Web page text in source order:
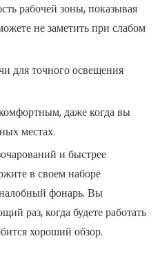
рабочей зоны, показывая
не заметить при слабом
для точного освещения
даже когда вы
местах.
и быстрее
в своем наборе
фонарь. Вы
раз, когда будете работать
хороший обзор.